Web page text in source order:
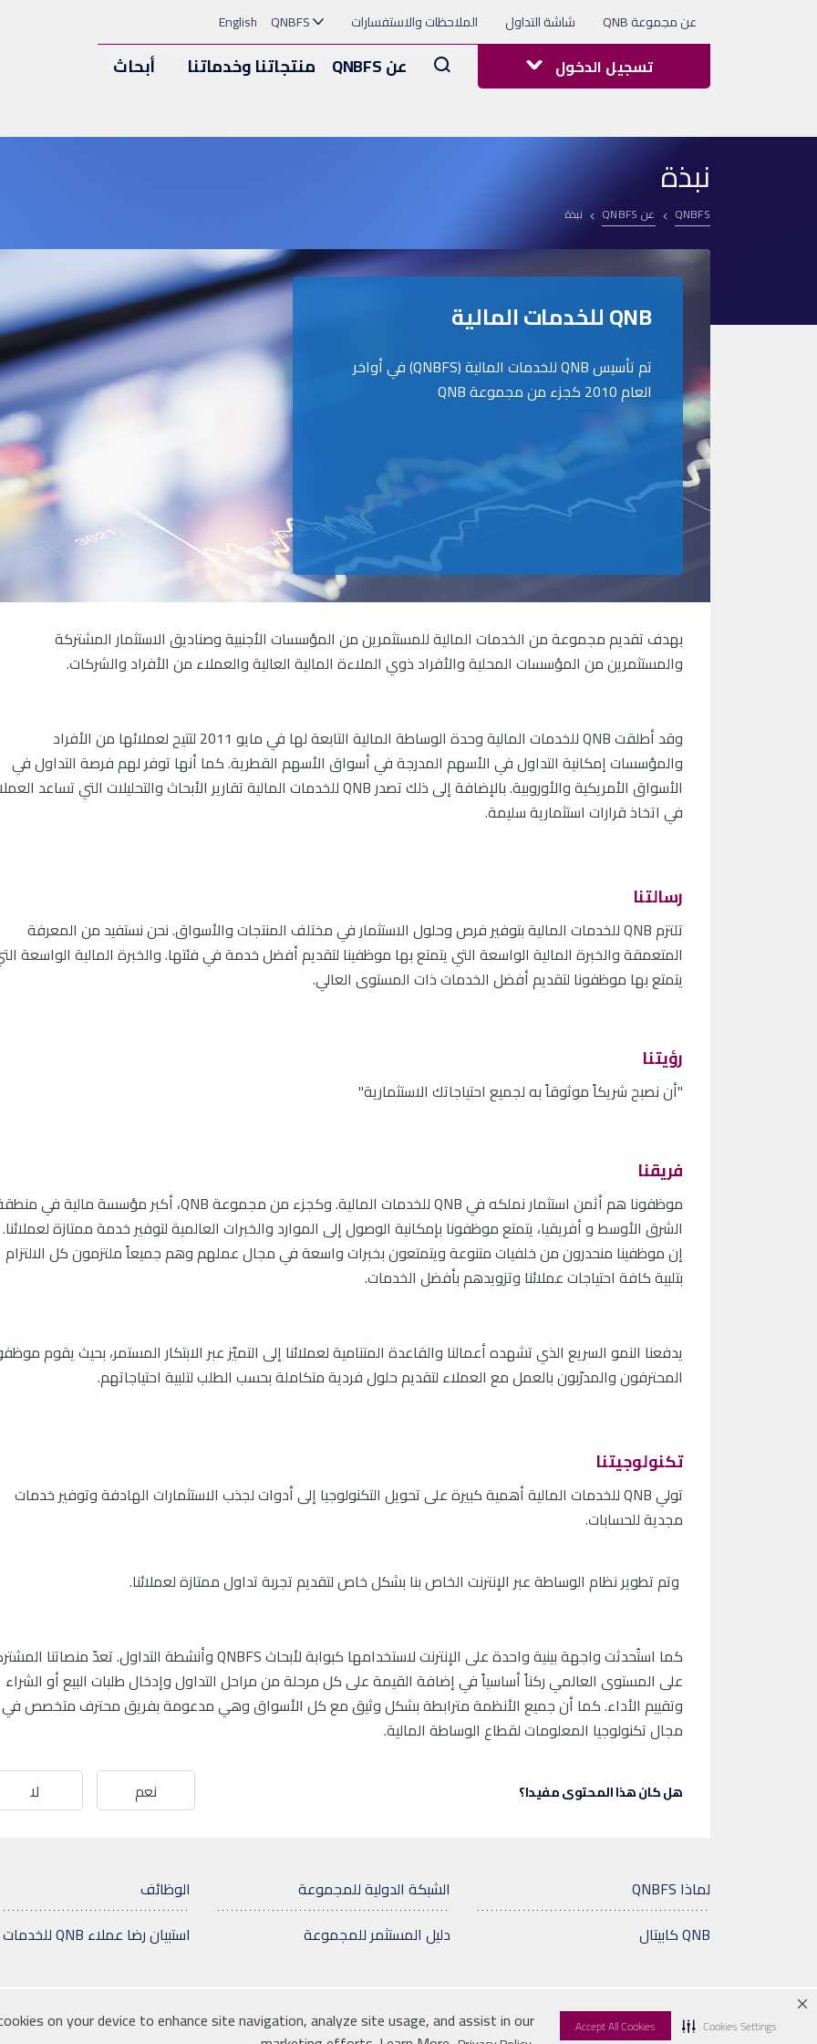
on your device to enhance site navigation, analyze site usage, and assist in our
Accept All Cookies Cookies Settings
عن مجموعة QNB شاشة التداول الملاحظات والاستفسارات QNBFS
English
عن QNBFS منتجاتنا وخدماتنا أبحاث Arama تسجيل الدخول
نبذة
QNBFS عن QNBFS نبذة
QNB للخدمات المالية
تم تأسيس QNB للخدمات المالية (QNBFS) في أواخر
العام 2010 كجزء من مجموعة QNB
بهدف تقديم مجموعة من الخدمات المالية للمستثمرين من المؤسسات الأجنبية وصناديق الاستثمار المشتركة
والمستثمرين من المؤسسات المحلية والأفراد ذوي الملاءة المالية العالية والعملاء من الأفراد والشركات.
وقد أطلقتQNB
للخدمات المالية وحدة الوساطة المالية التابعة لها في مايو 2011 لتتيح لعملائها من الأفراد
والمؤسسات إمكانية التداول في الأسهم المدرجة في أسواق الأسهم القطرية. كما أنها توفر لهم فرصة التداول في
الأسواق الأمريكية والأوروبية. بالإضافة إلى ذلك تصدرQNBللخدمات المالية تقارير الأبحاث والتحليلات التي تساعد
في اتخاذ قرارات استثمارية سليمة.
رسالتنا
تلتزمQNBللخدمات المالية بتوفير فرص وحلول الاستثمار في مختلف المنتجات والأسواق. نحن نستفيد من المعرفة
المتعمقة والخبرة المالية الواسعة التي يتمتع بها موظفينا لتقديم أفضل خدمة في فئتها. والخبرة المالية الواسعة
يتمتع بها موظفونا لتقديم أفضل الخدمات ذات المستوى العالي.
رؤيتنا
"أن نصبح شريكاً موثوقاً به لجميع احتياجاتك الاستثمارية"
فريقنا
موظفونا هم أثمن استثمار نملكه فيQNBللخدمات المالية. وكجزء من مجموعةQNB، أكبر مؤسسة مالية في
الشرق الأوسط و أفريقيا، يتمتع موظفونا بإمكانية الوصول إلى الموارد والخبرات العالمية لتوفير خدمة ممتازة لعملائنا.
إن موظفينا منحدرون من خلفيات متنوعة ويتمتعون بخبرات واسعة في مجال عملهم وهم جميعاً ملتزمون كل الالتزام
بتلبية كافة احتياجات عملائنا وتزويدهم بأفضل الخدمات.
يدفعنا النمو السريع الذي تشهده أعمالنا والقاعدة المتنامية لعملائنا إلى التميّز عبر الابتكار المستمر، بحيث يقوم
المحترفون والمدرّبون بالعمل مع العملاء لتقديم حلول فردية متكاملة بحسب الطلب لتلبية احتياجاتهم.
تكنولوجيتنا
تولي QNB للخدمات المالية أهمية كبيرة على تحويل التكنولوجيا إلى أدوات لجذب الاستثمارات الهادفة وتوفير خدمات
مجدية للحسابات.
وتم تطوير نظام الوساطة عبر الإنترنت الخاص بنا بشكل خاص لتقديم تجربة تداول ممتازة لعملائنا.
كما استُحدثت واجهة بينية واحدة على الإنترنت لاستخدامها كبوابة لأبحاثQNBFSوأنشطة التداول. تعدّ منصاتنا
على المستوى العالمي ركناً أساسياً في إضافة القيمة على كل مرحلة من مراحل التداول وإدخال طلبات البيع أو الشراء
وتقييم الأداء. كما أن جميع الأنظمة مترابطة بشكل وثيق مع كل الأسواق وهي مدعومة بفريق محترف متخصص في
مجال تكنولوجيا المعلومات لقطاع الوساطة المالية.
هل كان هذا المحتوى مفيدا؟ نعم لا
لماذا QNBFS
QNB كابيتال
الشبكة الدولية للمجموعة
دليل المستثمر للمجموعة
الوظائف
استبيان رضا عملاء QNB للخدمات المالية
للإتصال بنا خريطة الموقع سياسة الخصوصية إخلاء المسؤولية © 2026 QNB